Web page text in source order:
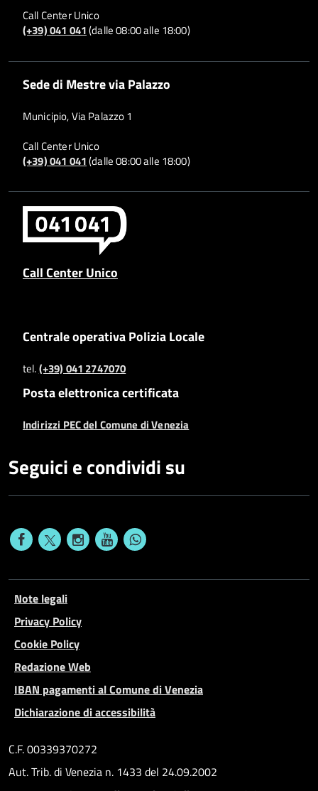
Call Center Unico
(+39) 041 041(dalle 08:00 alle 18:00)
Sede di Mestre via Palazzo
Municipio, Via Palazzo 1
Call Center Unico
(+39) 041 041(dalle 08:00 alle 18:00)
Call Center Unico
Centrale operativa Polizia Locale
tel.(+39) 041 2747070
Posta elettronica certificata
Indirizzi PEC del Comune di Venezia
Seguici e condividi su
Note legali
Privacy Policy
Cookie Policy
Redazione Web
IBAN pagamenti al Comune di Venezia
Dichiarazione di accessibilità
C.F. 00339370272
Aut. Trib. di Venezia n. 1433 del 24.09.2002